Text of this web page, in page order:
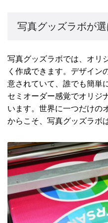
写真グッズラボが
写真グッズラボでは、オリ
く作成できます。デザイン
意されていて、誰でも簡単
セミオーダー感覚でオリジ
います。世界に一つだけの
からこそ、写真グッズラボ